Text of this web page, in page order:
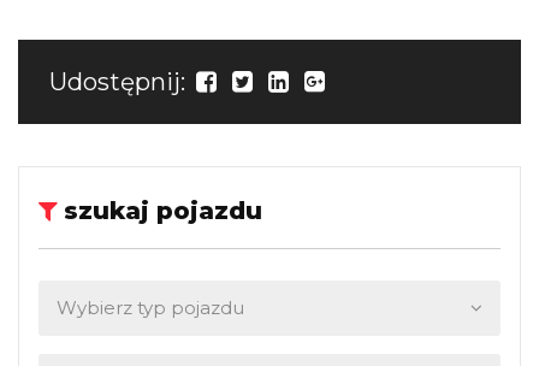
Udostępnij:
szukaj pojazdu